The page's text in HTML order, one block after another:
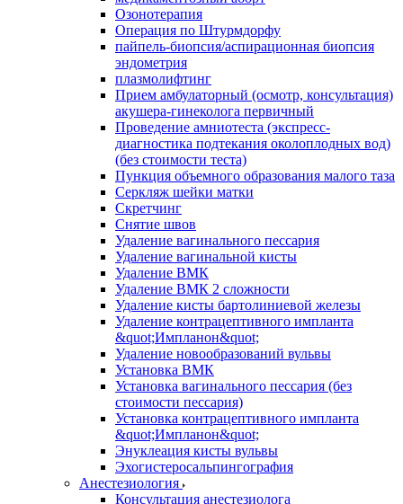
Озонотерапия
Операция по Штурмдорфу
пайпель-биопсия/аспирационная биопсия
эндометрия
плазмолифтинг
Прием амбулаторный (осмотр, консультация)
акушера-гинеколога первичный
Проведение амниотеста (экспресс-
диагностика подтекания околоплодных вод)
(без стоимости теста)
Пункция объемного образования малого таза
Серкляж шейки матки
Скретчинг
Снятие швов
Удаление вагинального пессария
Удаление вагинальной кисты
Удаление ВМК
Удаление ВМК 2 сложности
Удаление кисты бартолиниевой железы
Удаление контрацептивного импланта
&quot;Импланон&quot;
Удаление новообразований вульвы
Установка ВМК
Установка вагинального пессария (без
стоимости пессария)
Установка контрацептивного импланта
&quot;Импланон&quot;
Энуклеация кисты вульвы
Эхогистеросальпингография
Анестезиология
Консультация анестезиолога